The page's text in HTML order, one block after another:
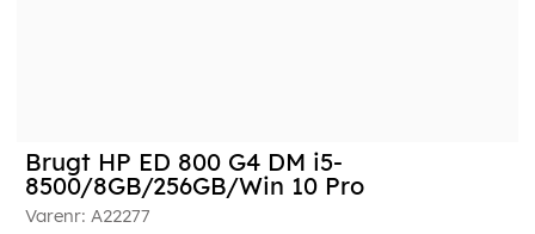
Brugt HP ED 800 G4 DM i5-
8500/8GB/256GB/Win 10 Pro
Varenr: A22277